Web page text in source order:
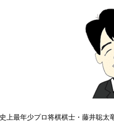
史上最年少プロ将棋棋士・藤井聡